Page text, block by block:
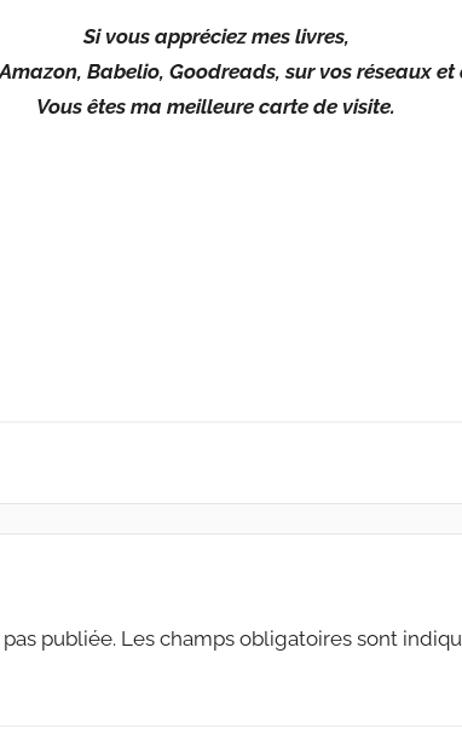
Si vous appréciez mes livres,
Babelio, Goodreads, sur vos réseaux
Vous êtes ma meilleure carte de visite.
publiée. Les champs obligatoires sont